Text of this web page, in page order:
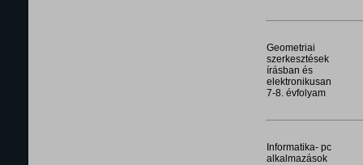
Geometriai
szerkesztések
írásban és
elektronikusan
7-8. évfolyam
Informatika- pc
alkalmazások